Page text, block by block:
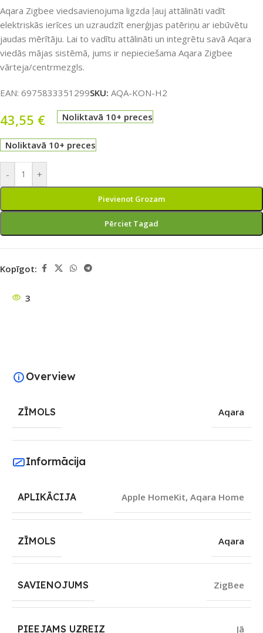
Aqara Zigbee viedsavienojuma ligzda ļauj attālināti vadīt
elektriskās ierīces un uzraudzīt enerģijas patēriņu ar iebūvētu
jaudas mērītāju. Lai to vadītu attālināti un integrētu savā Aqara
viedās mājas sistēmā, jums ir nepieciešama Aqara Zigbee
vārteja/centrmezgls.
EAN: 6975833351299SKU: AQA-KON-H2
43,55 € Noliktavā 10+ preces
Noliktavā 10+ preces
- +
Pievienot Grozam
Pērciet Tagad
Kopīgot:
3
Overview
ZĪMOLS Aqara
Informācija
APLIKĀCIJA Apple HomeKit, Aqara Home
ZĪMOLS Aqara
SAVIENOJUMS ZigBee
PIEEJAMS UZREIZ Jā